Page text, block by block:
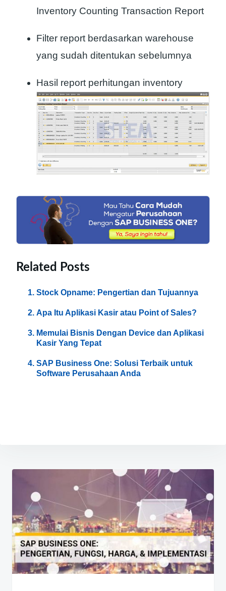
Inventory Counting Transaction Report
Filter report berdasarkan warehouse
yang sudah ditentukan sebelumnya
Hasil report perhitungan inventory
Related Posts
Stock Opname: Pengertian dan Tujuannya
Apa Itu Aplikasi Kasir atau Point of Sales?
Memulai Bisnis Dengan Device dan Aplikasi
Kasir Yang Tepat
SAP Business One: Solusi Terbaik untuk
Software Perusahaan Anda
Navigasi